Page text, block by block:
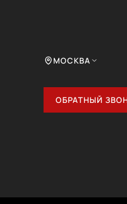
МОСКВА
ОБРАТНЫЙ